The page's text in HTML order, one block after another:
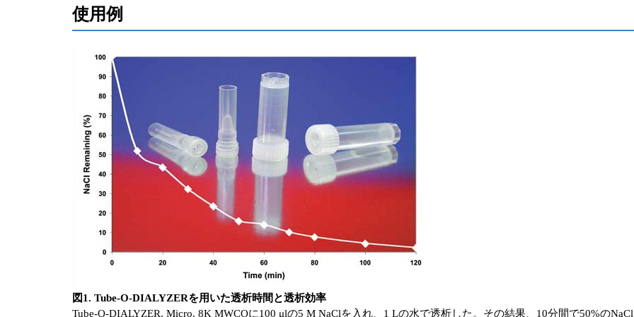
使用例
図1. Tube-O-DIALYZERを用いた透析時間と透析効率
Tube-O-DIALYZER, Micro, 8K MWCOに100 μlの5 M NaClを入れ、1 Lの水で透析した。その結果、10分間で50%のNaCl